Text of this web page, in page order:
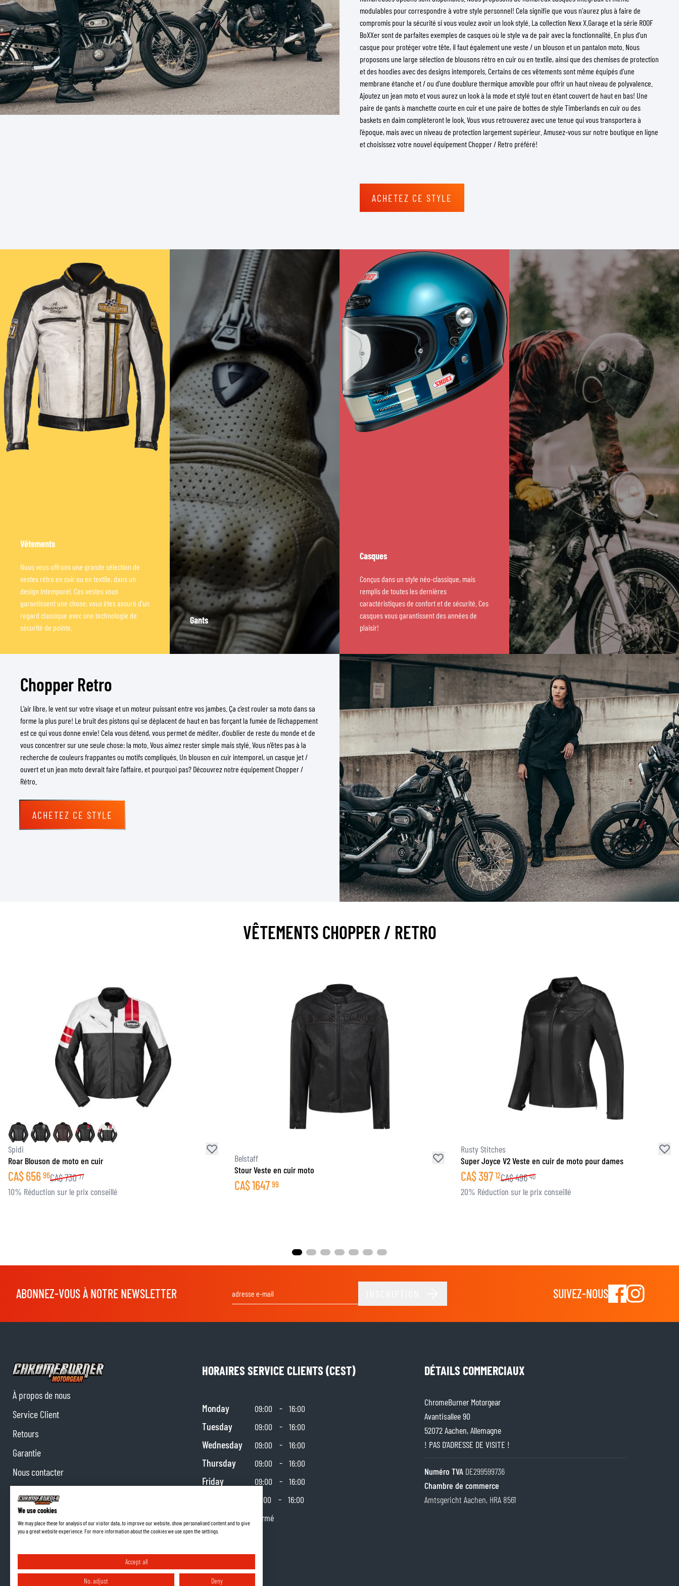
LUNETTES DE CASQUE
PIÈCES DE RECHANGE
DOUBLURES DE CASQUE
SOUS-VÊTEMENTS MOTO
COUCHES DE BASE
COUCHES INTERMÉDIAIRES
TOURS DE COU ET TUNNELS
CHAUSSETTES
BLOUSONS DE REFROIDISSEMENT
PROTECTION & ACCESSOIRES
AIRBAGS
PROTECTION DU HAUT DU CORPS
PROTECTION DU BAS DU CORPS
PROTECTION MX
VESTES HAUTE VISIBILITÉ
SPORTSWEAR
ACCESSOIRES
CASQUETTES
LUNETTES
CHAUSSURE
SWEATS
VESTES
JUPES & ROBES
SACS DE RÉSERVOIR MOTO
SACS DE QUEUE MOTO
RACKS ET SUPPORTS MOTO
modulables pour correspondre à votre style personnel! Cela signifie que vous n'aurez plus à faire de
compromis pour la sécurité si vous voulez avoir un look stylé. La collection Nexx X.Garage et la série ROOF
BoXXer sont de parfaites exemples de casques où le style va de pair avec la fonctionnalité. En plus d'un
casque pour protéger votre tête, il faut également une veste / un blouson et un pantalon moto. Nous
proposons une large sélection de blousons rétro en cuir ou en textile, ainsi que des chemises de protection
et des hoodies avec des designs intemporels. Certains de ces vêtements sont même équipés d'une
membrane étanche et / ou d'une doublure thermique amovible pour offrir un haut niveau de polyvalence.
Ajoutez un jean moto et vous aurez un look à la mode et stylé tout en étant couvert de haut en bas! Une
paire de gants à manchette courte en cuir et une paire de bottes de style Timberlands en cuir ou des
baskets en daim complèteront le look. Vous vous retrouverez avec une tenue qui vous transportera à
l’époque, mais avec un niveau de protection largement supérieur. Amusez-vous sur notre boutique en ligne
et choisissez votre nouvel équipement Chopper / Retro préféré!
ACHETEZ CE STYLE
Vêtements
Nous vous offrons une grande sélection de
vestes rétro en cuir ou en textile, dans un
design intemporel. Ces vestes vous
garantissent une chose: vous êtes assuré d'un
regard classique avec une technologie de
sécurité de pointe.
Gants
Casques
Conçus dans un style néo-classique, mais
remplis de toutes les dernières
caractéristiques de confort et de sécurité. Ces
casques vous garantissent des années de
plaisir!
Chopper Retro
L’air libre, le vent sur votre visage et un moteur puissant entre vos jambes. Ça c’est rouler sa moto dans sa
forme la plus pure! Le bruit des pistons qui se déplacent de haut en bas forçant la fumée de l’échappement
est ce qui vous donne envie! Cela vous détend, vous permet de méditer, d’oublier de reste du monde et de
vous concentrer sur une seule chose: la moto. Vous aimez rester simple mais stylé. Vous n’êtes pas à la
recherche de couleurs frappantes ou motifs compliqués. Un blouson en cuir intemporel, un casque jet /
ouvert et un jean moto devrait faire l’affaire, et pourquoi pas? Découvrez notre équipement Chopper /
Rétro.
ACHETEZ CE STYLE
VÊTEMENTS CHOPPER / RETRO
Spidi
Roar Blouson de moto en cuir
CA$656 96CA$730 77
10% Réduction sur le prix conseillé
Belstaff
Stour Veste en cuir moto
CA$1647 99
Rusty Stitches
Super Joyce V2 Veste en cuir de moto pour dames
CA$397 12CA$496 40
20% Réduction sur le prix conseillé
ABONNEZ-VOUS À NOTRE NEWSLETTER SUIVEZ-NOUS
À propos de nous
Service Client
Retours
Garantie
Nous contacter
Programme d'affiliation
HORAIRES SERVICE CLIENTS (CEST)
Monday 09:00 - 16:00
Tuesday 09:00 - 16:00
Wednesday 09:00 - 16:00
Thursday 09:00 - 16:00
Friday 09:00 - 16:00
10:00 - 16:00
Fermé
DÉTAILS COMMERCIAUX
ChromeBurner Motorgear
Avantisallee 90
52072 Aachen, Allemagne
! PAS D'ADRESSE DE VISITE !
Numéro TVA DE299599736
Chambre de commerce
Amtsgericht Aachen, HRA 8561
We use cookies
We may place these for analysis of our visitor data, to improve our website, show personalised content and to give
you a great website experience. For more information about the cookies we use open the settings.
Accept all
No, adjust Deny